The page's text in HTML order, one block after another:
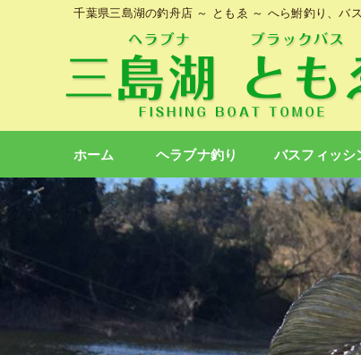
千葉県三島湖の釣舟店 ～ ともゑ ～ へら鮒釣り、バ
ホーム ヘラブナ釣り バスフィッシ